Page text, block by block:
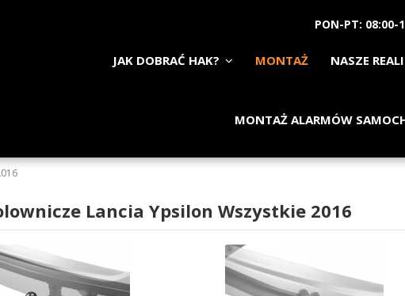
PON-PT: 08:00-
JAK DOBRAĆ HAK? MONTAŻ NASZE
MONTAŻ ALARMÓW
Lancia Ypsilon Wszystkie 2016